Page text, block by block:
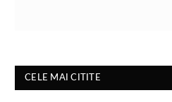
CELE MAI CITITE